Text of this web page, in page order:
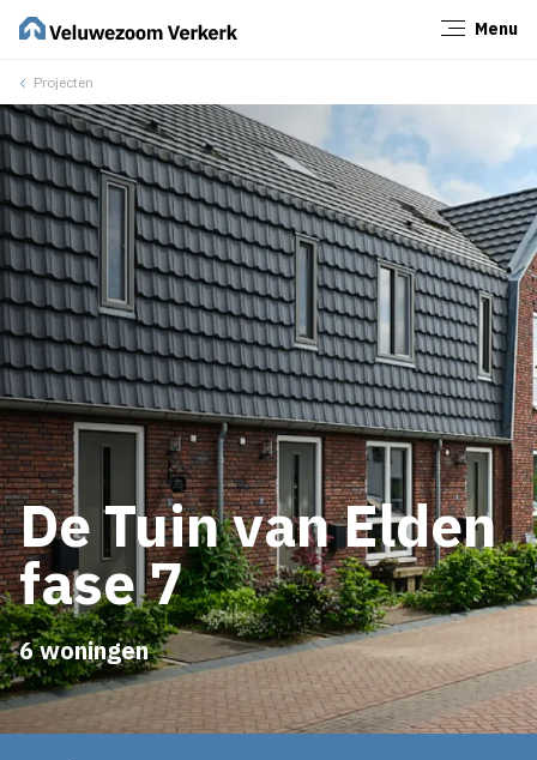
Menu
Projecten
De Tuin van Elden
fase 7
6 woningen
Sluiten